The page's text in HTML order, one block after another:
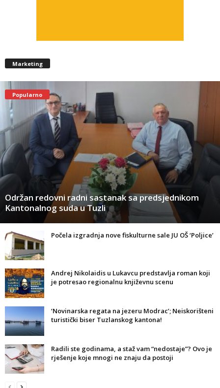
Marketing
Popularno
Održan redovni radni sastanak sa predsjednikom
Kantonalnog suda u Tuzli
Počela izgradnja nove fiskulturne sale JU OŠ ‘Poljice’
Andrej Nikolaidis u Lukavcu predstavlja roman koji
je potresao regionalnu književnu scenu
‘Novinarska regata na jezeru Modrac’; Neiskorišteni
turistički biser Tuzlanskog kantona!
Radili ste godinama, a staž vam “nedostaje”? Ovo je
rješenje koje mnogi ne znaju da postoji